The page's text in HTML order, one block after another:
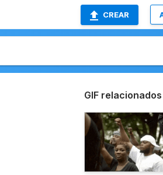
CREAR
GIF relacionados